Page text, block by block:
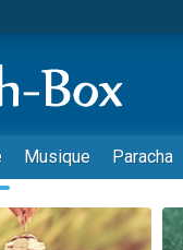
Vacances Pour les Enfants
ans, dans un appartement
Musique Paracha